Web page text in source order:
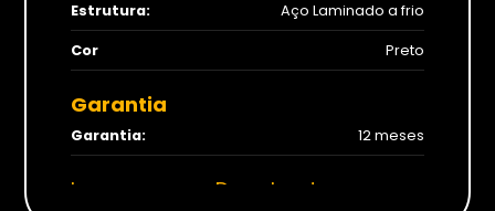
Estrutura: Aço Laminado a frio
Cor Preto
Garantia
Garantia: 12 meses
Imagens para Download